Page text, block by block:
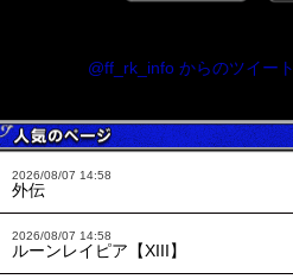
@ff_rk_info からのツイート
2026/08/07 14:58
外伝
2026/08/07 14:58
ルーンレイピア【XIII】